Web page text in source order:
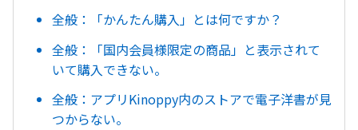
全般：「かんたん購入」とは何ですか？
全般：「国内会員様限定の商品」と表示されて
いて購入できない。
全般：アプリKinoppy内のストアで電子洋書が見
つからない。